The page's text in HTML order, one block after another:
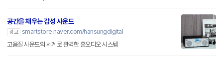
공간을 채우는 감성 사운드
광고 smartstore.naver.com/hansungdigital
고음질 사운드의 세계로 완벽한 홈오디오 시스템